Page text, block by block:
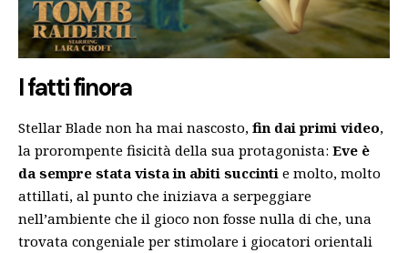
I fatti finora
Stellar Blade non ha mai nascosto, fin dai primi video,
la prorompente fisicità della sua protagonista: Eve è
da sempre stata vista in abiti succinti e molto, molto
attillati, al punto che iniziava a serpeggiare
nell’ambiente che il gioco non fosse nulla di che, una
trovata congeniale per stimolare i giocatori orientali